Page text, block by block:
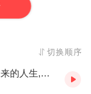
切换顺序
凡人列传18期-过去的身份限制不了你未来的人生,把读书变成毕生事业的刘老师